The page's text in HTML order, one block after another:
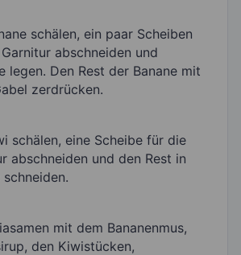
schälen, ein paar Scheiben
abschneiden und
legen. Den Rest der Banane mit
zerdrücken.
schälen, eine Scheibe für die
abschneiden und den Rest in
mit dem Bananenmus,
den Kiwistücken,